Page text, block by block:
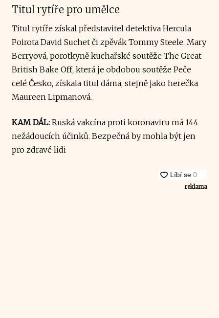
Titul rytíře pro umělce
Titul rytíře získal představitel detektiva Hercula
Poirota David Suchet či zpěvák Tommy Steele. Mary
Berryová, porotkyně kuchařské soutěže The Great
British Bake Off, která je obdobou soutěže Peče
celé Česko, získala titul dáma, stejně jako herečka
Maureen Lipmanová.
KAM DÁL: Ruská vakcína proti koronaviru má 144
nežádoucích účinků. Bezpečná by mohla být jen
pro zdravé lidi
reklama